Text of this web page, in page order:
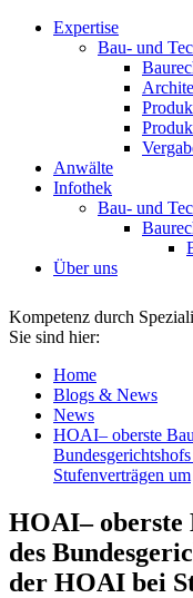
Expertise
Bau- und
Anwälte
Infothek
Bau- und
Über uns
Kompetenz durch
Sie sind hier:
Home
Blogs & News
News
HOAI– oberste
Stufenverträgen um
HOAI– oberste
des
der HOAI bei